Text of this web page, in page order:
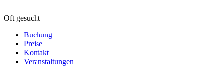
Oft gesucht
Buchung
Preise
Kontakt
Veranstaltungen